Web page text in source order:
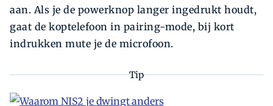
aan. Als je de powerknop langer ingedrukt houdt,
gaat de koptelefoon in pairing-mode, bij kort
indrukken mute je de microfoon.
Tip